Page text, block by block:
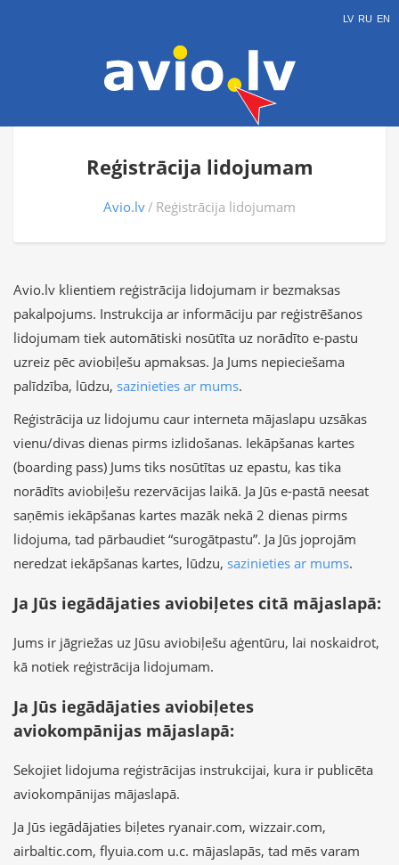
LV RU EN
Reģistrācija lidojumam
Avio.lv Reģistrācija lidojumam
Avio.lv klientiem reģistrācija lidojumam ir bezmaksas
pakalpojums. Instrukcija ar informāciju par reģistrēšanos
lidojumam tiek automātiski nosūtīta uz norādīto e-pastu
uzreiz pēc aviobiļešu apmaksas. Ja Jums nepieciešama
palīdzība, lūdzu, sazinieties ar mums.
Reģistrācija uz lidojumu caur interneta mājaslapu uzsākas
vienu/divas dienas pirms izlidošanas. Iekāpšanas kartes
(boarding pass) Jums tiks nosūtītas uz epastu, kas tika
norādīts aviobiļešu rezervācijas laikā. Ja Jūs e-pastā neesat
saņēmis iekāpšanas kartes mazāk nekā 2 dienas pirms
lidojuma, tad pārbaudiet “surogātpastu”. Ja Jūs joprojām
neredzat iekāpšanas kartes, lūdzu, sazinieties ar mums.
Ja Jūs iegādājaties aviobiļetes citā mājaslapā:
Jums ir jāgriežas uz Jūsu aviobiļešu aģentūru, lai noskaidrot,
kā notiek reģistrācija lidojumam.
Ja Jūs iegādājaties aviobiļetes
aviokompānijas mājaslapā:
Sekojiet lidojuma reģistrācijas instrukcijai, kura ir publicēta
aviokompānijas mājaslapā.
Ja Jūs iegādājaties biļetes ryanair.com, wizzair.com,
airbaltic.com, flyuia.com u.c. mājaslapās, tad mēs varam